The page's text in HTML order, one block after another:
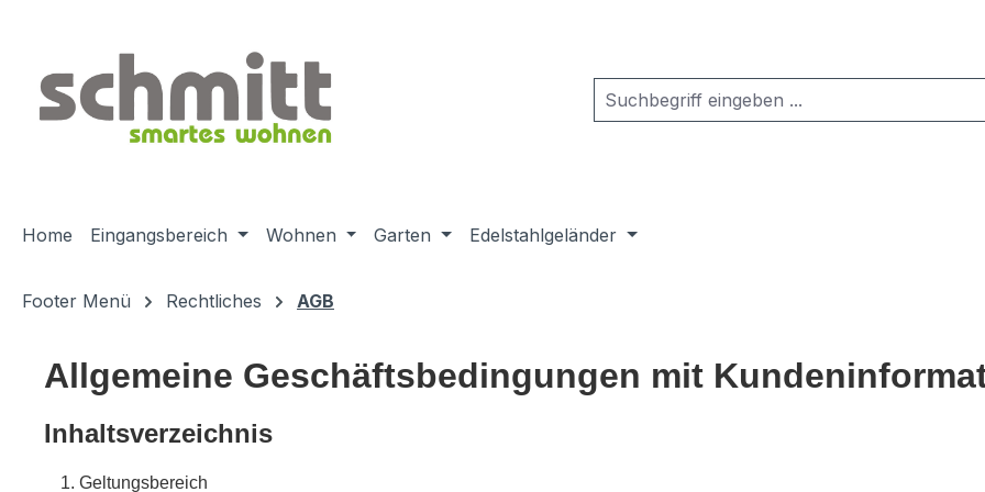
Home Eingangsbereich Wohnen Garten Edelstahlgeländer
Footer Menü Rechtliches AGB
Allgemeine Geschäftsbedingungen mit
Inhaltsverzeichnis
Geltungsbereich